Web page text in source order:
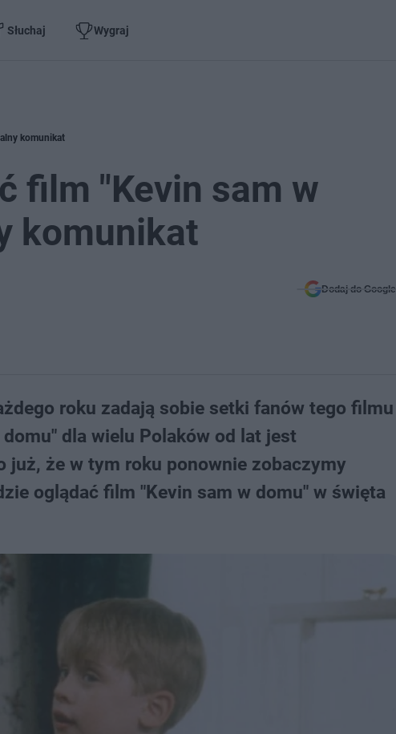
Słuchaj Wygraj
komunikat
film "Kevin sam w
komunikat
Dodaj do Google
roku zadają sobie setki fanów tego filmu
dla wielu Polaków od lat jest
już, że w tym roku ponownie zobaczymy
oglądać film "Kevin sam w domu" w święta